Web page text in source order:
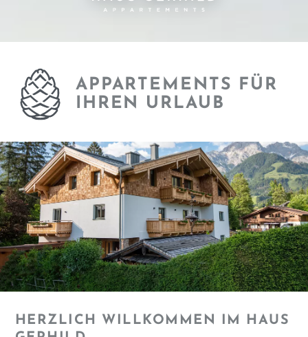
APPARTEMENTS FÜR
IHREN URLAUB
HERZLICH WILLKOMMEN IM HAUS